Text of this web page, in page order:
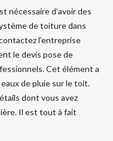
nécessaire d’avoir des
de toiture dans
l’entreprise
le devis pose de
Cet élément a
de pluie sur le toit.
dont vous avez
Il est tout à fait